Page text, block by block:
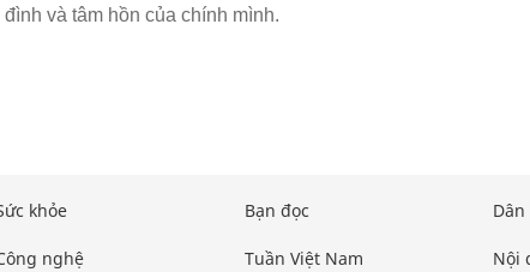
và tâm hồn của chính mình.
khỏe
nghệ
Bạn đọc
Tuần Việt Nam Nội